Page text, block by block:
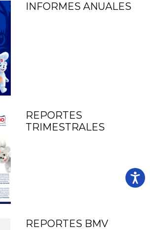
INFORMES ANUALES
REPORTES
TRIMESTRALES
REPORTES BMV